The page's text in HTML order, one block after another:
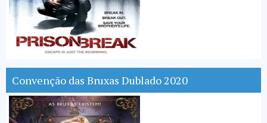
Convenção das Bruxas Dublado 2020